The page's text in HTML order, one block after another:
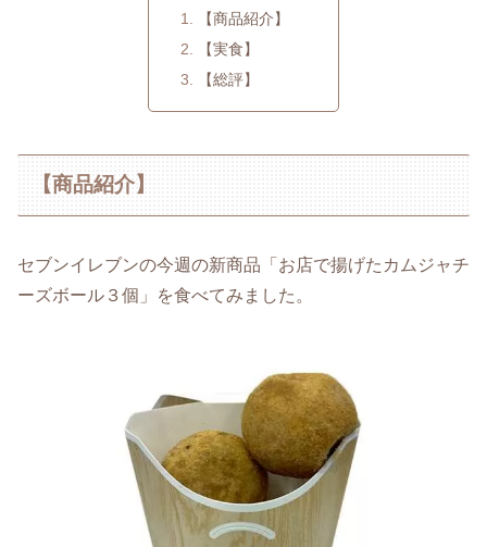
【商品紹介】
【実食】
【総評】
【商品紹介】
セブンイレブンの今週の新商品「お店で揚げたカムジャチ
ーズボール３個」を食べてみました。